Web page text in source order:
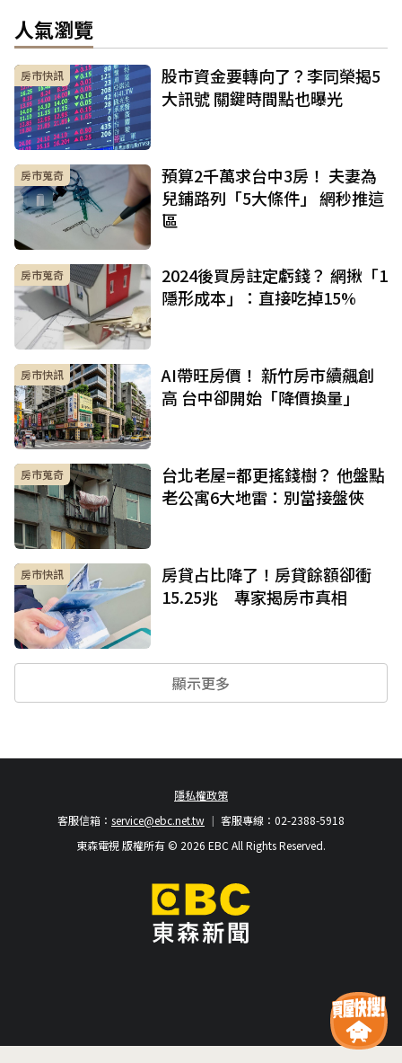
人氣瀏覽
房市快訊
股市資金要轉向了？李同榮揭5
大訊號 關鍵時間點也曝光
房市蒐奇
預算2千萬求台中3房！ 夫妻為
兒鋪路列「5大條件」 網秒推這
區
房市蒐奇
2024後買房註定虧錢？ 網揪「1
隱形成本」：直接吃掉15%
房市快訊
AI帶旺房價！ 新竹房市續飆創
高 台中卻開始「降價換量」
房市蒐奇
台北老屋=都更搖錢樹？ 他盤點
老公寓6大地雷：別當接盤俠
房市快訊
房貸占比降了！房貸餘額卻衝
15.25兆 專家揭房市真相
顯示更多
隱私權政策
客服專線：02-2388-5918
客服信箱： service@ebc.net.tw
東森電視 版權所有 © 2026 EBC All Rights Reserved.